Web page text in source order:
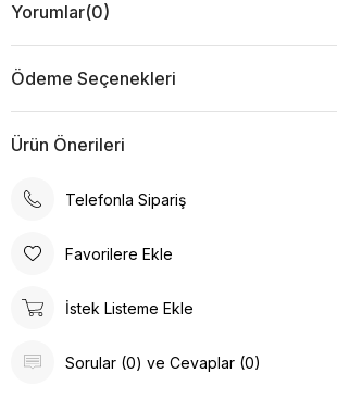
Yorumlar(0)
Ödeme Seçenekleri
Ürün Önerileri
Telefonla Sipariş
Favorilere Ekle
İstek Listeme Ekle
Sorular (0) ve Cevaplar (0)